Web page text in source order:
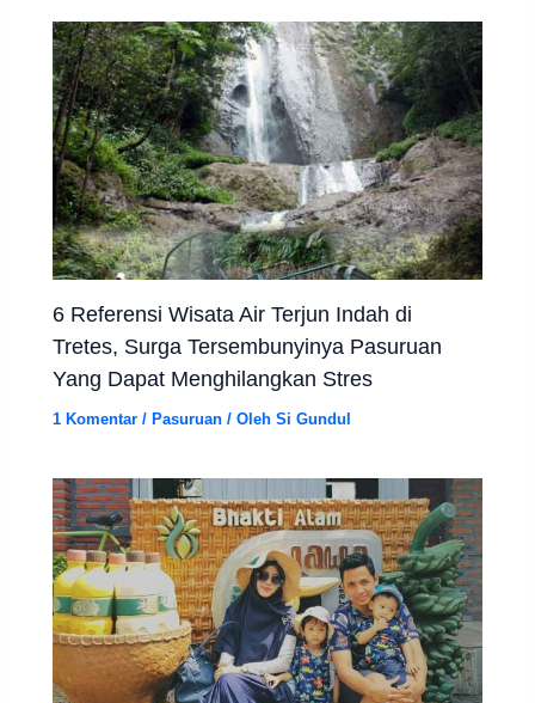
6 Referensi Wisata Air Terjun Indah di
Tretes, Surga Tersembunyinya Pasuruan
Yang Dapat Menghilangkan Stres
1 Komentar / Pasuruan / OlehSi Gundul